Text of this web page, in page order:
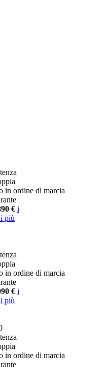
in ordine di marcia
€ i
più
in ordine di marcia
€ i
più
in ordine di marcia